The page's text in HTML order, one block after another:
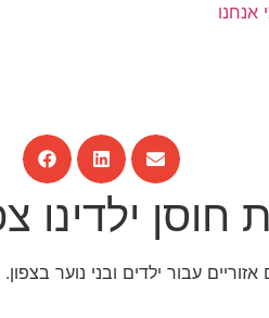
אנחנו
ילדינו
עבור ילדים ובני נוער בצפון.